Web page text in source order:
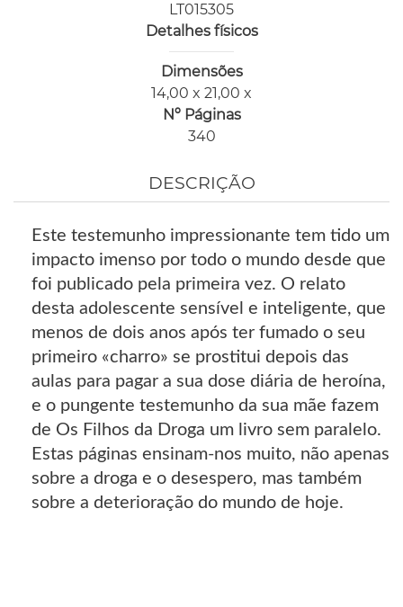
LT015305
Detalhes físicos
Dimensões
14,00 x 21,00 x
Nº Páginas
340
DESCRIÇÃO
Este testemunho impressionante tem tido um
impacto imenso por todo o mundo desde que
foi publicado pela primeira vez. O relato
desta adolescente sensível e inteligente, que
menos de dois anos após ter fumado o seu
primeiro «charro» se prostitui depois das
aulas para pagar a sua dose diária de heroína,
e o pungente testemunho da sua mãe fazem
de Os Filhos da Droga um livro sem paralelo.
Estas páginas ensinam-nos muito, não apenas
sobre a droga e o desespero, mas também
sobre a deterioração do mundo de hoje.